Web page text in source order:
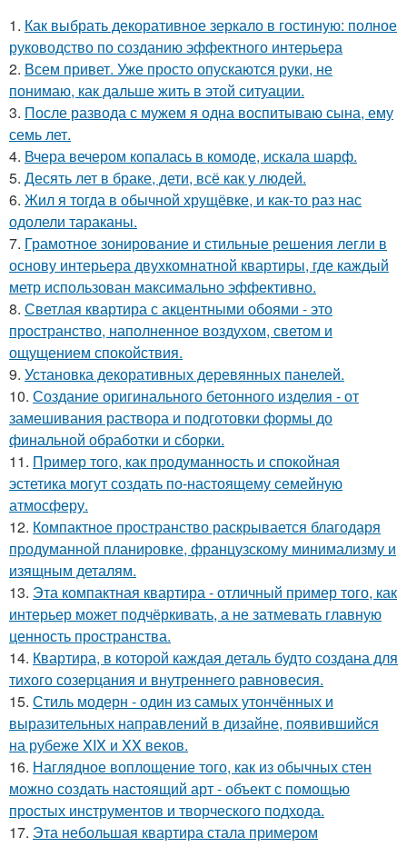
1. Как выбрать декоративное зеркало в гостиную: полное
руководство по созданию эффектного интерьера
2. Всем привет. Уже просто опускаются руки, не
понимаю, как дальше жить в этой ситуации.
3. После развода с мужем я одна воспитываю сына, ему
семь лет.
4. Вчера вечером копалась в комоде, искала шарф.
5. Десять лет в браке, дети, всё как у людей.
6. Жил я тогда в обычной хрущёвке, и как-то раз нас
одолели тараканы.
7. Грамотное зонирование и стильные решения легли в
основу интерьера двухкомнатной квартиры, где каждый
метр использован максимально эффективно.
8. Светлая квартира с акцентными обоями - это
пространство, наполненное воздухом, светом и
ощущением спокойствия.
9. Установка декоративных деревянных панелей.
10. Создание оригинального бетонного изделия - от
замешивания раствора и подготовки формы до
финальной обработки и сборки.
11. Пример того, как продуманность и спокойная
эстетика могут создать по-настоящему семейную
атмосферу.
12. Компактное пространство раскрывается благодаря
продуманной планировке, французскому минимализму и
изящным деталям.
13. Эта компактная квартира - отличный пример того, как
интерьер может подчёркивать, а не затмевать главную
ценность пространства.
14. Квартира, в которой каждая деталь будто создана для
тихого созерцания и внутреннего равновесия.
15. Стиль модерн - один из самых утончённых и
выразительных направлений в дизайне, появившийся
на рубеже XIX и XX веков.
16. Наглядное воплощение того, как из обычных стен
можно создать настоящий арт - объект с помощью
простых инструментов и творческого подхода.
17. Эта небольшая квартира стала примером